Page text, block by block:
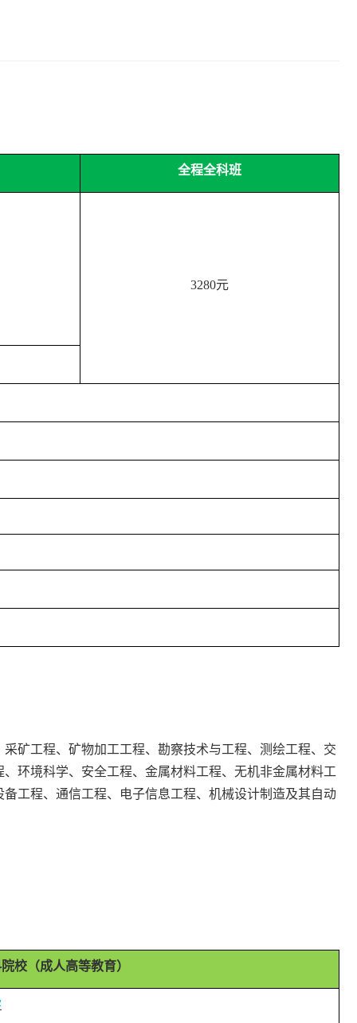
全程全科班
3280元
矿工程、矿物加工工程、勘察技术与工程、测绘工程、交
环境科学、安全工程、金属材料工程、无机非金属材料工
工程、通信工程、电子信息工程、机械设计制造及其自动
校（成人高等教育）